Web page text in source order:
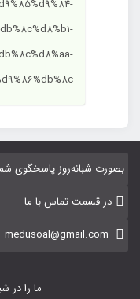
بصورت شبانه‌روز پاسخگوی
در قسمت تماس با ما
medusoal@gmail.com
ما را در